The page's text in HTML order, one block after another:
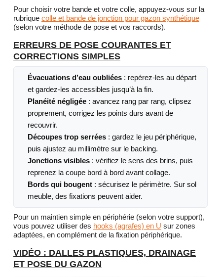
Pour choisir votre bande et votre colle, appuyez-vous sur la
rubrique colle et bande de jonction pour gazon synthétique
(selon votre méthode de pose et vos raccords).
ERREURS DE POSE COURANTES ET
CORRECTIONS SIMPLES
Évacuations d’eau oubliées : repérez-les au départ
et gardez-les accessibles jusqu’à la fin.
Planéité négligée : avancez rang par rang, clipsez
proprement, corrigez les points durs avant de
recouvrir.
Découpes trop serrées : gardez le jeu périphérique,
puis ajustez au millimètre sur le backing.
Jonctions visibles : vérifiez le sens des brins, puis
reprenez la coupe bord à bord avant collage.
Bords qui bougent : sécurisez le périmètre. Sur sol
meuble, des fixations peuvent aider.
Pour un maintien simple en périphérie (selon votre support),
vous pouvez utiliser des hooks (agrafes) en U sur zones
adaptées, en complément de la fixation périphérique.
VIDÉO : DALLES PLASTIQUES, DRAINAGE
ET POSE DU GAZON